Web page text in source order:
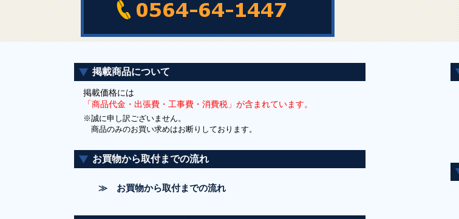
掲載商品について
掲載価格には
「商品代金・出張費・工事費・消費税」が含まれています。
※誠に申し訳ございません。
商品のみのお買い求めはお断りしております。
お買物から取付までの流れ
≫ お買物から取付までの流れ